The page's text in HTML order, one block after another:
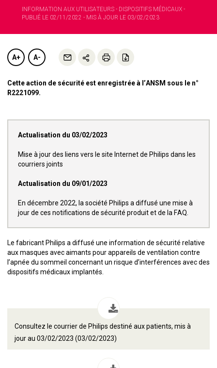
INFORMATION AUX UTILISATEURS - DISPOSITIFS MÉDICAUX -
PUBLIÉ LE 02/11/2022 - MIS À JOUR LE 03/02/2023
A+ A-
Cette action de sécurité est enregistrée à l’ANSM sous le n°
R2221099.
Actualisation du 03/02/2023
Mise à jour des liens vers le site Internet de Philips dans les
courriers joints
Actualisation du 09/01/2023
En décembre 2022, la société Philips a diffusé une mise à
jour de ces notifications de sécurité produit et de la FAQ.
Le fabricant Philips a diffusé une information de sécurité relative
aux masques avec aimants pour appareils de ventilation contre
l’apnée du sommeil concernant un risque d’interférences avec des
dispositifs médicaux implantés.
Consultez le courrier de Philips destiné aux patients, mis à
jour au 03/02/2023 (03/02/2023)